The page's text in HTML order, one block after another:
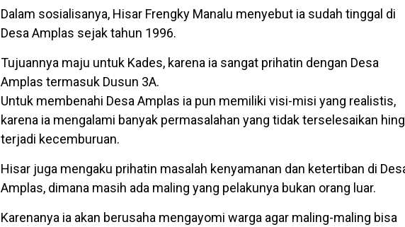
Dalam sosialisanya, Hisar Frengky Manalu menyebut ia sudah tinggal di
Desa Amplas sejak tahun 1996.
Tujuannya maju untuk Kades, karena ia sangat prihatin dengan Desa
Amplas termasuk Dusun 3A.
Untuk membenahi Desa Amplas ia pun memiliki visi-misi yang realistis,
karena ia mengalami banyak permasalahan yang tidak terselesaikan
terjadi kecemburuan.
Hisar juga mengaku prihatin masalah kenyamanan dan ketertiban di
Amplas, dimana masih ada maling yang pelakunya bukan orang luar.
Karenanya ia akan berusaha mengayomi warga agar maling-maling bisa